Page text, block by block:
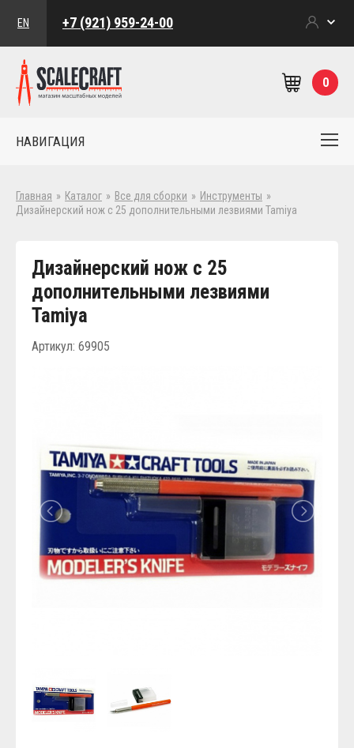
EN +7 (921) 959-24-00
0
НАВИГАЦИЯ
Главная » Каталог » Все для сборки » Инструменты »
Дизайнерский нож с 25 дополнительными лезвиями Tamiya
Дизайнерский нож с 25
дополнительными лезвиями
Tamiya
Артикул: 69905